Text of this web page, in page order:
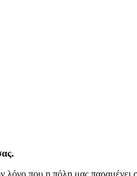
λόγο που η πόλη μας παραμένει